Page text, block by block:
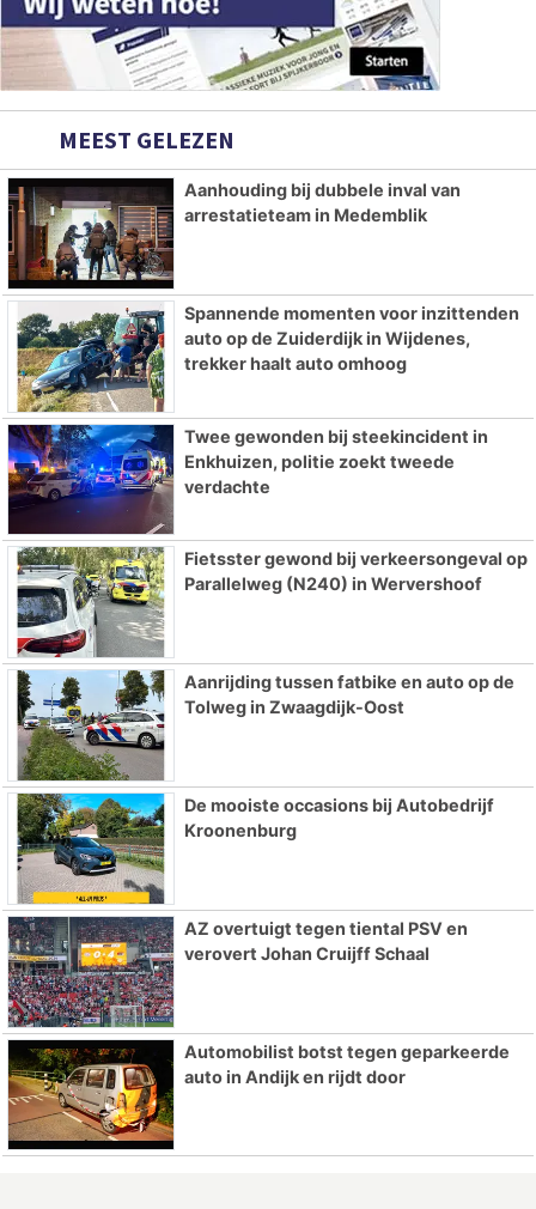
MEEST GELEZEN
Aanhouding bij dubbele inval van
arrestatieteam in Medemblik
Spannende momenten voor inzittenden
auto op de Zuiderdijk in Wijdenes,
trekker haalt auto omhoog
Twee gewonden bij steekincident in
Enkhuizen, politie zoekt tweede
verdachte
Fietsster gewond bij verkeersongeval op
Parallelweg (N240) in Wervershoof
Aanrijding tussen fatbike en auto op de
Tolweg in Zwaagdijk-Oost
De mooiste occasions bij Autobedrijf
Kroonenburg
AZ overtuigt tegen tiental PSV en
verovert Johan Cruijff Schaal
Automobilist botst tegen geparkeerde
auto in Andijk en rijdt door